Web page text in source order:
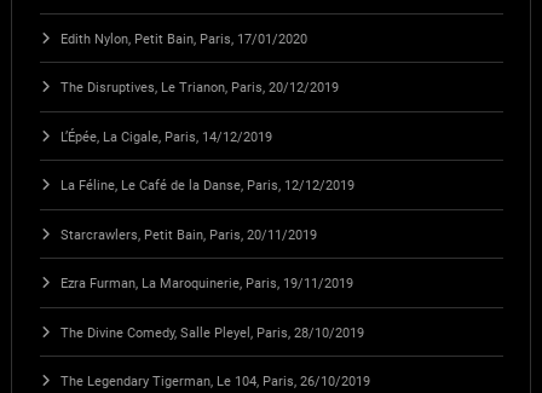
Edith Nylon, Petit Bain, Paris, 17/01/2020
The Disruptives, Le Trianon, Paris, 20/12/2019
L’Épée, La Cigale, Paris, 14/12/2019
La Féline, Le Café de la Danse, Paris, 12/12/2019
Starcrawlers, Petit Bain, Paris, 20/11/2019
Ezra Furman, La Maroquinerie, Paris, 19/11/2019
The Divine Comedy, Salle Pleyel, Paris, 28/10/2019
The Legendary Tigerman, Le 104, Paris, 26/10/2019